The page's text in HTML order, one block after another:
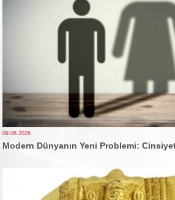
09.08.2026
Modern Dünyanın Yeni Problemi: